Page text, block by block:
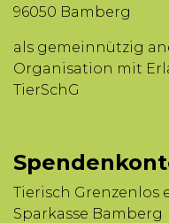
96050 Bamberg
als gemeinnützig
Organisation mit
TierSchG
Tierisch Grenzenlos
Sparkasse Bamberg